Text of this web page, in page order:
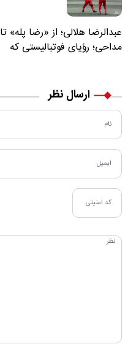
عبدالرضا هلالی؛ از «رضا پله» تا
مداحی؛ رؤیای فوتبالیستی که
ارسال نظر